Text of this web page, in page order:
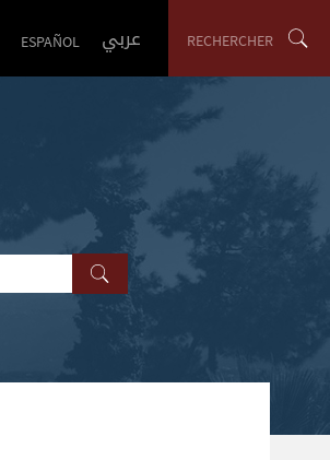
RECHERCHER
ESPAÑOL عربي